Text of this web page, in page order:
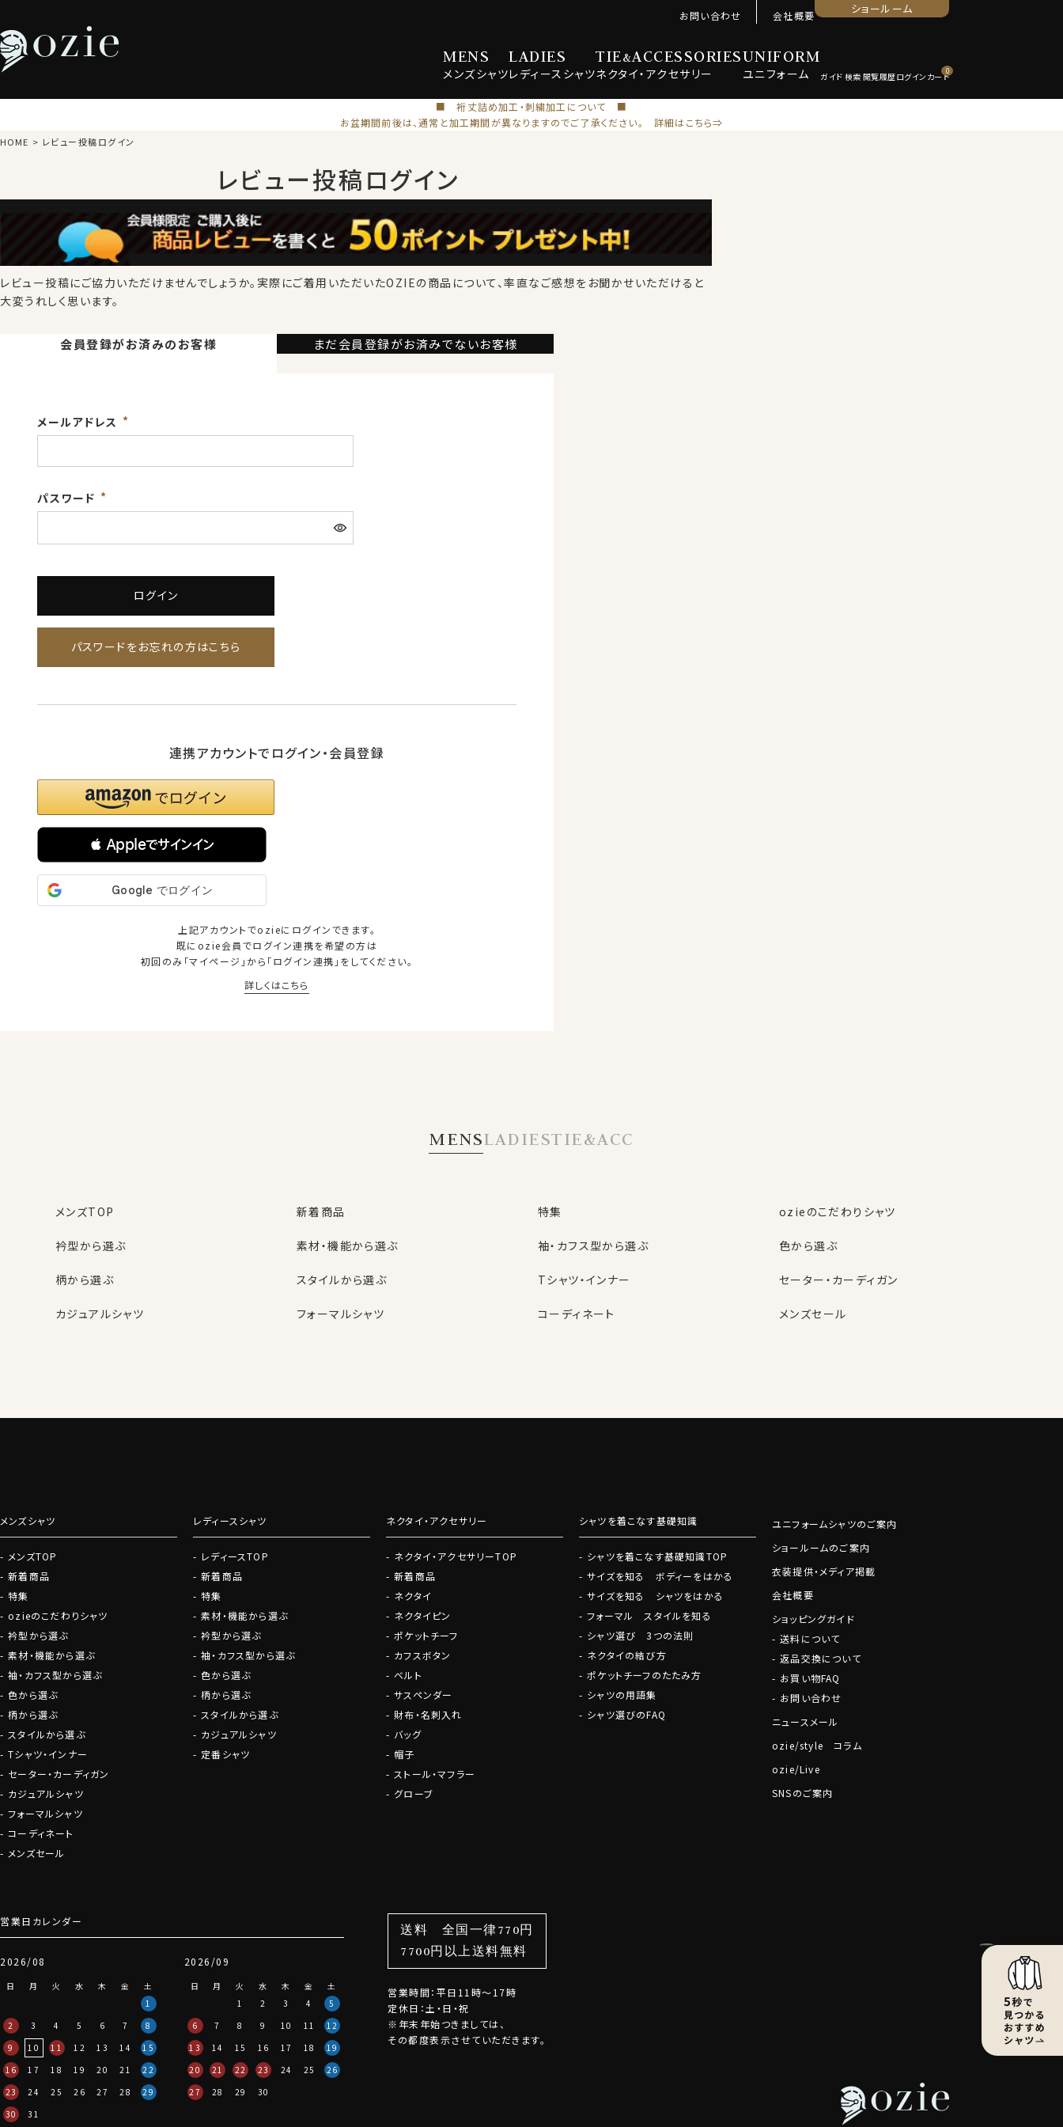
MENS
メンズシャツ
LADIES
レディース シャツ
TIE&ACCESSORIES
ネクタイ・ アクセサリー
UNIFORM
ユニフォーム
お問い合わせ 会社概要 ショールーム
0
■ 裄丈詰め加工・刺繍加工について ■
お盆期間前後は、通常と加工期間が異なりますのでご了承ください。 詳細はこちら⇒
HOME レビュー投稿ログイン
レビュー投稿ログイン
レビュー投稿にご協力いただけませんでしょうか。 実際にご着用いただいたOZIEの商品について、率直なご感想をお聞かせいただけると
大変うれしく思います。
会員登録がお済みのお客様 まだ会員登録がお済みでないお客様
メールアドレス
パスワード
ログイン
パスワードをお忘れの方はこちら
連携アカウントでログイン・会員登録
 Appleでサインイン
上記アカウントでozieにログインできます。
既にozie会員でログイン連携を希望の方は
初回のみ「マイページ」から「ログイン連携」をしてください。
詳しくはこちら
※1ポイント=1円
利
購入時の入力不要
名前・住所・カード番号（任
意）スマートフォンでも
セール情報を先取
⬜︎ ニュースメールにチェッ
クーポン・セールのお買い得な情報！
会員登録にすすむ
MENSLADIESTIE&ACC
メンズTOP 新着商品 特集 ozieのこだわりシャツ
衿型から選ぶ 素材・機能から選ぶ 袖・カフス型から選ぶ 色から選ぶ
柄から選ぶ スタイルから選ぶ Tシャツ・インナー セーター・カーディガン
カジュアルシャツ フォーマルシャツ コーディネート
メンズセール
メンズシャツ
メンズTOP
新着商品
特集
ozieのこだわりシャツ
衿型から選ぶ
素材・機能から選ぶ
袖・カフス型から選ぶ
色から選ぶ
柄から選ぶ
スタイルから選ぶ
Tシャツ・インナー
セーター・カーディガン
カジュアルシャツ
フォーマルシャツ
コーディネート
メンズセール
レディースシャツ
レディースTOP
新着商品
特集
素材・機能から選ぶ
衿型から選ぶ
袖・カフス型から選ぶ
色から選ぶ
柄から選ぶ
スタイルから選ぶ
カジュアルシャツ
定番シャツ
ネクタイ・アクセサリー
ネクタイ・アクセサリーTOP
新着商品
ネクタイ
ネクタイピン
ポケットチーフ
カフスボタン
ベルト
サスペンダー
財布・名刺入れ
バッグ
帽子
ストール・マフラー
グローブ
シャツを着こなす基礎知識
シャツを着こなす基礎知識TOP
サイズを知る ボディーをはかる
サイズを知る シャツをはかる
フォーマル スタイルを知る
シャツ選び 3つの法則
ネクタイの結び方
ポケットチーフのたたみ方
シャツの用語集
シャツ選びのFAQ
ユニフォームシャツのご案内
ショールームのご案内
衣装提供・メディア掲載
会社概要
ショッピングガイド
送料について
返品交換について
お買い物FAQ
お問い合わせ
ニュースメール
ozie/style コラム
ozie/Live
SNSのご案内
営業日カレンダー
2026/08
日 月 火 水 木 金
土
1
2
3 4 5 6 7
8
9
10 11 12 13 14
15
16
17 18 19 20 21
22
23
24 25 26 27 28
29
30
31
2026/09
日 月 火 水 木 金
土
1
2 3 4
5
6
7 8 9 10 11
12
13
14 15 16 17 18
19
20
21 22 23 24 25
26
27
28 29 30
送料 全国一律770円
7700円以上送料無料
営業時間：平日11時～17時
定休日：土・日・祝
※年末年始つきましては、
その都度表示させていただきます。